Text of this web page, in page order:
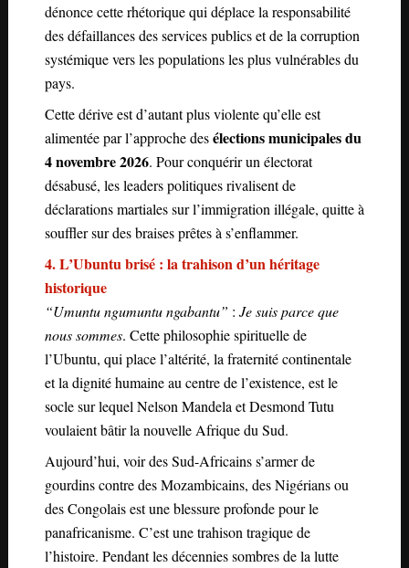
dénonce cette rhétorique qui déplace la responsabilité
des défaillances des services publics et de la corruption
systémique vers les populations les plus vulnérables du
pays.
Cette dérive est d’autant plus violente qu’elle est
alimentée par l’approche desélections municipales du
4 novembre 2026. Pour conquérir un électorat
désabusé, les leaders politiques rivalisent de
déclarations martiales sur l’immigration illégale, quitte à
souffler sur des braises prêtes à s’enflammer.
4. L’Ubuntu brisé : la trahison d’un héritage
historique
“Umuntu ngumuntu ngabantu” : Je suis parce que
nous sommes. Cette philosophie spirituelle de
l’Ubuntu, qui place l’altérité, la fraternité continentale
et la dignité humaine au centre de l’existence, est le
socle sur lequel Nelson Mandela et Desmond Tutu
voulaient bâtir la nouvelle Afrique du Sud.
Aujourd’hui, voir des Sud-Africains s’armer de
gourdins contre des Mozambicains, des Nigérians ou
des Congolais est une blessure profonde pour le
panafricanisme. C’est une trahison tragique de
l’histoire. Pendant les décennies sombres de la lutte